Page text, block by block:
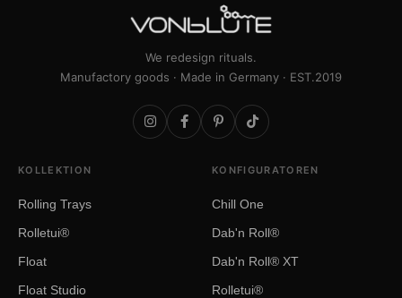
We redesign rituals.
Manufactory goods · Made in Germany · EST.2019
KOLLEKTION
Rolling Trays
Rolletui®
Float
Float Studio
KONFIGURATOREN
Chill One
Dab'n Roll®
Dab'n Roll® XT
Rolletui®